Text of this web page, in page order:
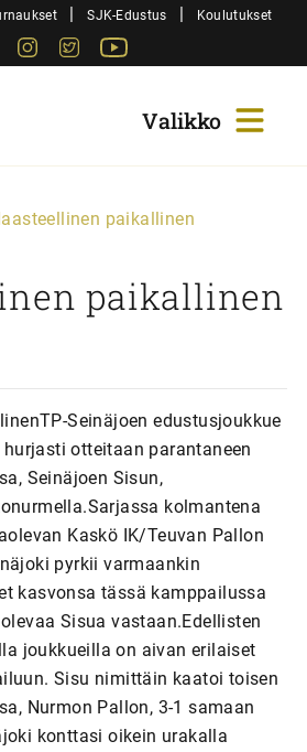
| SJK-Edustus | Koulutukset
FacebookInstagram
Twitter
paikallinen
paikallinen
Seinäjoen edustusjoukkue
otteitaan parantaneen
Seinäjoen Sisun,
kolmantena
Kaskö IK/Teuvan Pallon
pyrkii varmaankin
kasvonsa tässä kamppailussa
Sisua vastaan.Edellisten
joukkueilla on aivan erilaiset
Sisu nimittäin kaatoi toisen
Nurmon Pallon, 3-1 samaan
konttasi oikein urakalla